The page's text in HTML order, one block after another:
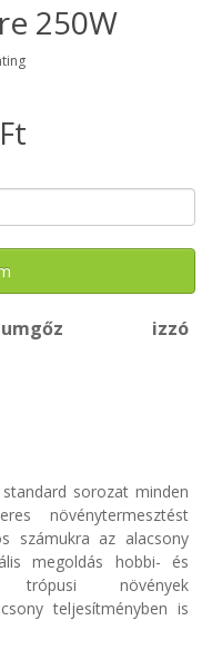
250W
izzó
sorozat minden
növénytermesztést
számukra az alacsony
megoldás hobbi- és
trópusi növények
teljesítményben is